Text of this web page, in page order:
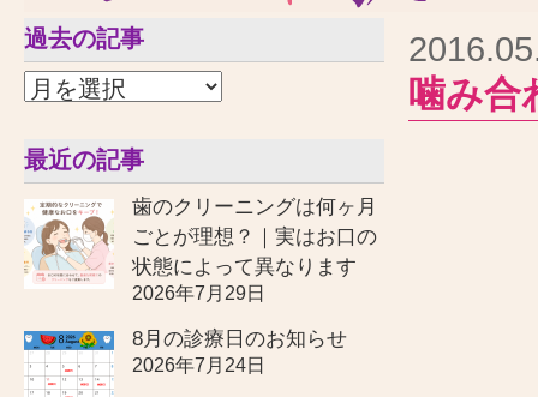
過去の記事
最近の記事
歯のクリーニングは何ヶ月
ごとが理想？｜実はお口の
状態によって異なります
2026年7月29日
8月の診療日のお知らせ
2026年7月24日
噛み合